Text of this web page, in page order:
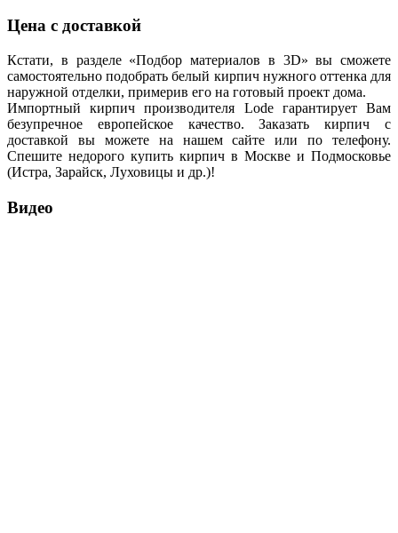
Цена с доставкой
Кстати, в разделе «Подбор материалов в 3D» вы сможете
самостоятельно подобрать белый кирпич нужного оттенка для
наружной отделки, примерив его на готовый проект дома.
Импортный кирпич производителя Lode гарантирует Вам
безупречное европейское качество. Заказать кирпич с
доставкой вы можете на нашем сайте или по телефону.
Спешите недорого купить кирпич в Москве и Подмосковье
(Истра, Зарайск, Луховицы и др.)!
Видео